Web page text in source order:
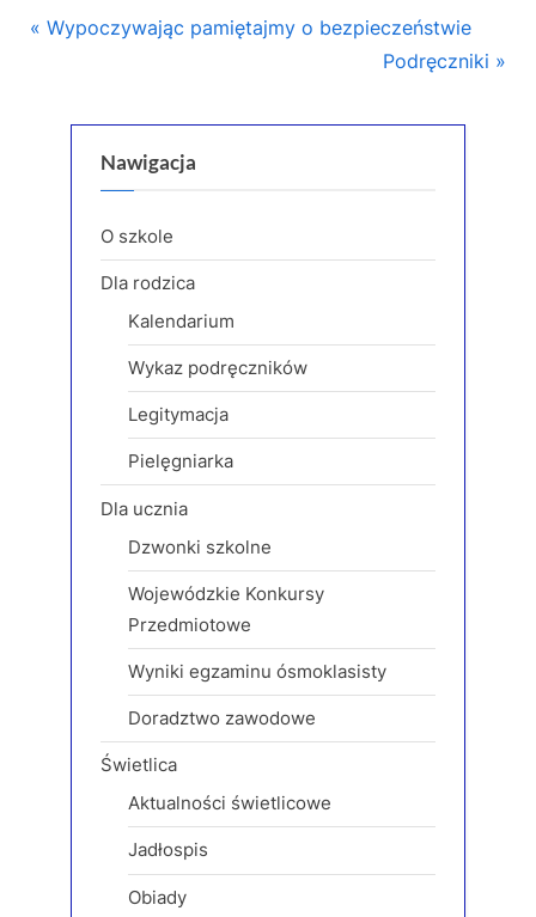
Nawigacja
P
Wypoczywając pamiętajmy o bezpieczeństwie
N
x
s
Podręczniki
Nawigacja
O szkole
Dla rodzica
Kalendarium
Wykaz podręczników
Legitymacja
Pielęgniarka
Dla ucznia
Dzwonki szkolne
Wojewódzkie Konkursy
Przedmiotowe
Wyniki egzaminu ósmoklasisty
Doradztwo zawodowe
Świetlica
Aktualności świetlicowe
Jadłospis
Obiady